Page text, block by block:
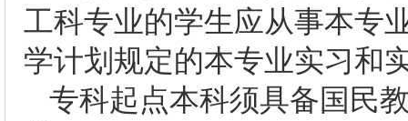
工科专业的学生应从事本专
学计划规定的本专业实习和
专科起点本科须具备国民